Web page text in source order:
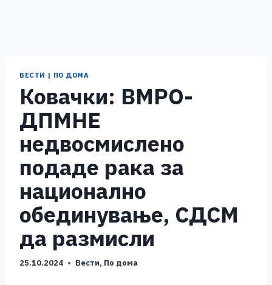
ВЕСТИ | ПО ДОМА
Ковачки: ВМРО-
ДПМНЕ
недвосмислено
подаде рака за
национално
обединување, СДСМ
да размисли
25.10.2024 Вести, По дома